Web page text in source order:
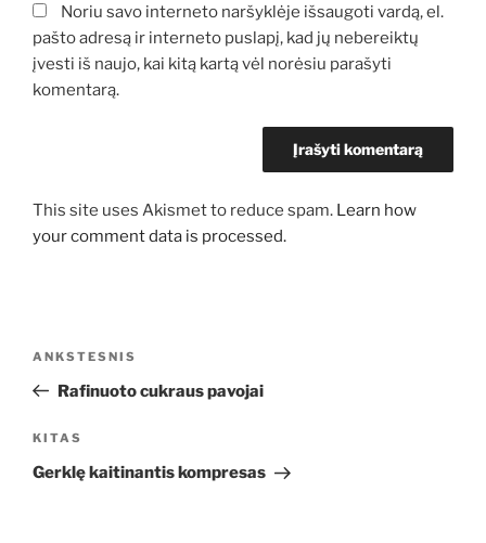
Noriu savo interneto naršyklėje išsaugoti vardą, el.
pašto adresą ir interneto puslapį, kad jų nebereiktų
įvesti iš naujo, kai kitą kartą vėl norėsiu parašyti
komentarą.
This site uses Akismet to reduce spam. Learn how
your comment data is processed.
įrašų
Ankstesnis
įrašas
ANKSTESNIS
Rafinuoto cukraus pavojai
Kitas
įrašas
KITAS
Gerklę kaitinantis kompresas